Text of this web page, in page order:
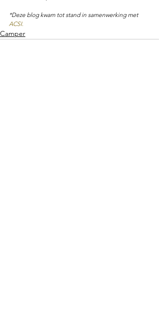
*Deze blog kwam tot stand in samenwerking met
ACSI.
Camper